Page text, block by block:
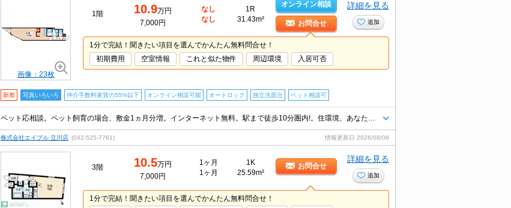
画像：23枚
1階 10.9万円
7,000円
なし
なし
1R
31.43m²
オンライン相談
お問合せ
詳細を見る
追加
1分で完結！聞きたい項目を選んでかんたん無料問合せ！
初期費用
空室情報 これと似た物件 周辺環境 入居可否
新着 写真いろいろ 仲介手数料家賃の55%以下 オンライン相談可能 オートロック 独立洗面台 ペット相談可
株式会社エイブル 立川店 (042-525-7761) 情報更新日 2026/08/08
3階 10.5万円
7,000円
1ヶ月
1ヶ月
1K
25.59m²
お問合せ
詳細を見る
追加
1分で完結！聞きたい項目を選んでかんたん無料問合せ！